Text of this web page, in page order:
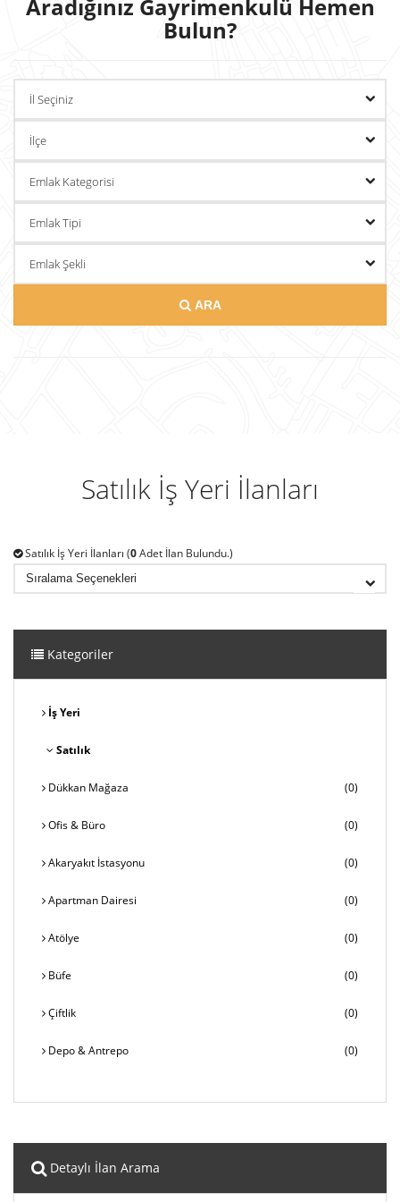
HABERLER
İLETİŞİM
Aradığınız Gayrimenkulü Hemen
Bulun?
ARA
Satılık İş Yeri İlanları
Satılık İş Yeri İlanları (0Adet İlan Bulundu.)
Kategoriler
İş Yeri
Satılık
Dükkan Mağaza (0)
Ofis & Büro (0)
Akaryakıt İstasyonu (0)
Apartman Dairesi (0)
Atölye (0)
Büfe (0)
Çiftlik (0)
Depo & Antrepo (0)
Detaylı İlan Arama